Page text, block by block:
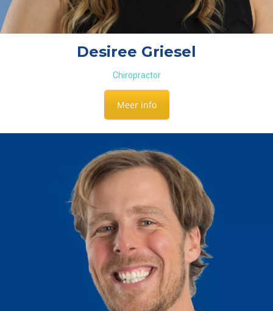
Desiree Griesel
Chiropractor
Meer info